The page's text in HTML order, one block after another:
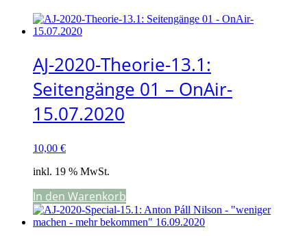
AJ-2020-Theorie-13.1:
Seitengänge 01 – OnAir-
15.07.2020
10,00 €
inkl. 19 % MwSt.
In den Warenkorb